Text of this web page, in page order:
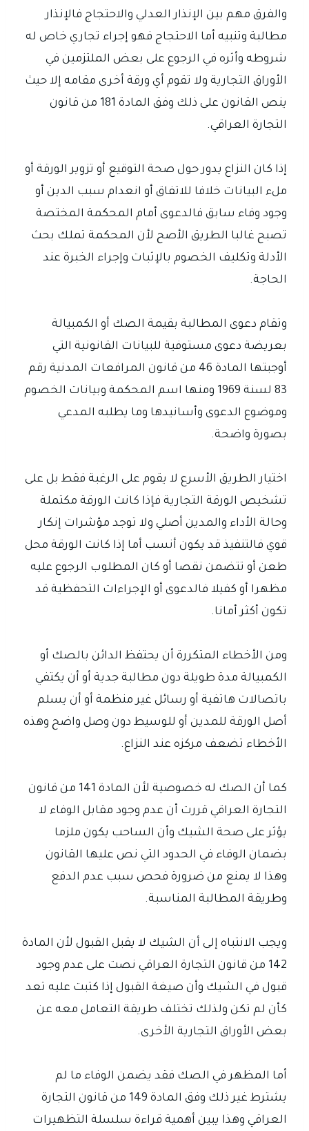
والفرق مهم بين الإنذار العدلي والاحتجاج فالإنذار
مطالبة وتنبيه أما الاحتجاج فهو إجراء تجاري خاص له
شروطه وأثره في الرجوع على بعض الملتزمين في
الأوراق التجارية ولا تقوم أي ورقة أخرى مقامه إلا حيث
ينص القانون على ذلك وفق المادة 181 من قانون
التجارة العراقي.
إذا كان النزاع يدور حول صحة التوقيع أو تزوير الورقة أو
ملء البيانات خلافا للاتفاق أو انعدام سبب الدين أو
وجود وفاء سابق فالدعوى أمام المحكمة المختصة
تصبح غالبا الطريق الأصح لأن المحكمة تملك بحث
الأدلة وتكليف الخصوم بالإثبات وإجراء الخبرة عند
الحاجة.
وتقام دعوى المطالبة بقيمة الصك أو الكمبيالة
بعريضة دعوى مستوفية للبيانات القانونية التي
أوجبتها المادة 46 من قانون المرافعات المدنية رقم
83 لسنة 1969 ومنها اسم المحكمة وبيانات الخصوم
وموضوع الدعوى وأسانيدها وما يطلبه المدعي
بصورة واضحة.
اختيار الطريق الأسرع لا يقوم على الرغبة فقط بل على
تشخيص الورقة التجارية فإذا كانت الورقة مكتملة
وحالة الأداء والمدين أصلي ولا توجد مؤشرات إنكار
قوي فالتنفيذ قد يكون أنسب أما إذا كانت الورقة محل
طعن أو تتضمن نقصا أو كان المطلوب الرجوع عليه
مظهرا أو كفيلا فالدعوى أو الإجراءات التحفظية قد
تكون أكثر أمانا.
ومن الأخطاء المتكررة أن يحتفظ الدائن بالصك أو
الكمبيالة مدة طويلة دون مطالبة جدية أو أن يكتفي
باتصالات هاتفية أو رسائل غير منظمة أو أن يسلم
أصل الورقة للمدين أو للوسيط دون وصل واضح وهذه
الأخطاء تضعف مركزه عند النزاع.
كما أن الصك له خصوصية لأن المادة 141 من قانون
التجارة العراقي قررت أن عدم وجود مقابل الوفاء لا
يؤثر على صحة الشيك وأن الساحب يكون ملزما
بضمان الوفاء في الحدود التي نص عليها القانون
وهذا لا يمنع من ضرورة فحص سبب عدم الدفع
وطريقة المطالبة المناسبة.
ويجب الانتباه إلى أن الشيك لا يقبل القبول لأن المادة
142 من قانون التجارة العراقي نصت على عدم وجود
قبول في الشيك وأن صيغة القبول إذا كتبت عليه تعد
كأن لم تكن ولذلك تختلف طريقة التعامل معه عن
بعض الأوراق التجارية الأخرى.
أما المظهر في الصك فقد يضمن الوفاء ما لم
يشترط غير ذلك وفق المادة 149 من قانون التجارة
العراقي وهذا يبين أهمية قراءة سلسلة التظهيرات